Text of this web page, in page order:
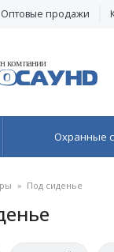
Оптовые продажи
Охранные
» Под сиденье